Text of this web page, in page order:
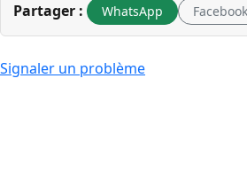
Partager : WhatsApp Facebook
Signaler un problème